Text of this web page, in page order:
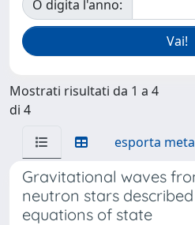
O digita l'anno:
Mostrati risultati da 1 a 4
di 4
esporta
Gravitational waves
neutron stars
equations of state